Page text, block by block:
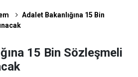
Adalet Bakanlığına 15 Bin
15 Bin Sözleşmeli